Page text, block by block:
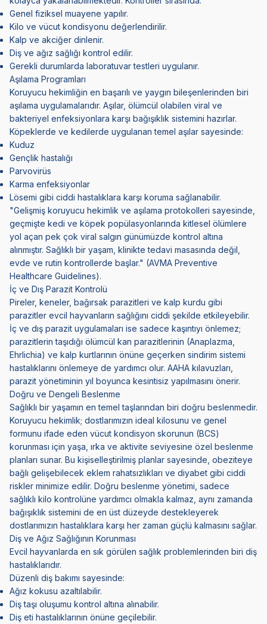
Genel fiziksel muayene yapılır.
Kilo ve vücut kondisyonu değerlendirilir.
Kalp ve akciğer dinlenir.
Diş ve ağız sağlığı kontrol edilir.
Gerekli durumlarda laboratuvar testleri uygulanır.
Aşılama Programları
Koruyucu hekimliğin en başarılı ve yaygın bileşenlerinden biri
aşılama uygulamalarıdır. Aşılar, ölümcül olabilen viral ve
bakteriyel enfeksiyonlara karşı bağışıklık sistemini hazırlar.
Köpeklerde ve kedilerde uygulanan temel aşılar sayesinde:
Kuduz
Gençlik hastalığı
Parvovirüs
Karma enfeksiyonlar
Lösemi gibi ciddi hastalıklara karşı koruma sağlanabilir.
"Gelişmiş koruyucu hekimlik ve aşılama protokolleri sayesinde,
geçmişte kedi ve köpek popülasyonlarında kitlesel ölümlere
yol açan pek çok viral salgın günümüzde kontrol altına
alınmıştır. Sağlıklı bir yaşam, klinikte tedavi masasında değil,
evde ve rutin kontrollerde başlar." (AVMA Preventive
Healthcare Guidelines).
İç ve Dış Parazit Kontrolü
Pireler, keneler, bağırsak parazitleri ve kalp kurdu gibi
parazitler evcil hayvanların sağlığını ciddi şekilde etkileyebilir.
İç ve dış parazit uygulamaları ise sadece kaşıntıyı önlemez;
parazitlerin taşıdığı ölümcül kan parazitlerinin (Anaplazma,
Ehrlichia) ve kalp kurtlarının önüne geçerken sindirim sistemi
hastalıklarını önlemeye de yardımcı olur. AAHA kılavuzları,
parazit yönetiminin yıl boyunca kesintisiz yapılmasını önerir.
Doğru ve Dengeli Beslenme
Sağlıklı bir yaşamın en temel taşlarından biri doğru beslenmedir.
Koruyucu hekimlik; dostlarımızın ideal kilosunu ve genel
formunu ifade eden vücut kondisyon skorunun (BCS)
korunması için yaşa, ırka ve aktivite seviyesine özel beslenme
planları sunar. Bu kişiselleştirilmiş planlar sayesinde, obeziteye
bağlı gelişebilecek eklem rahatsızlıkları ve diyabet gibi ciddi
riskler minimize edilir. Doğru beslenme yönetimi, sadece
sağlıklı kilo kontrolüne yardımcı olmakla kalmaz, aynı zamanda
bağışıklık sistemini de en üst düzeyde destekleyerek
dostlarımızın hastalıklara karşı her zaman güçlü kalmasını sağlar.
Diş ve Ağız Sağlığının Korunması
Evcil hayvanlarda en sık görülen sağlık problemlerinden biri diş
hastalıklarıdır.
Düzenli diş bakımı sayesinde:
Ağız kokusu azaltılabilir.
Diş taşı oluşumu kontrol altına alınabilir.
Diş eti hastalıklarının önüne geçilebilir.